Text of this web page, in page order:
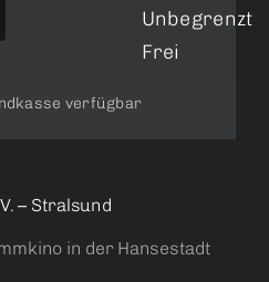
Unbegrenzt
Frei
verfügbar
– Stralsund
in der Hansestadt